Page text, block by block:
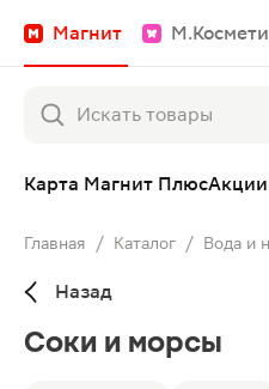
Магнит
Карта Магнит ПлюсАкции
Главная / Каталог / Вода и
Назад
Соки и морсы